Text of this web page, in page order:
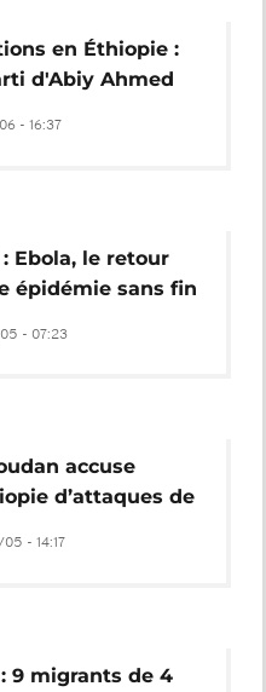
en Éthiopie :
d'Abiy Ahmed
favori
Today]
- 16:37
: Ebola, le retour
épidémie sans fin
Today]
- 07:23
accuse
d’attaques de
visant Khartoum
- 14:17
: 9 migrants de 4